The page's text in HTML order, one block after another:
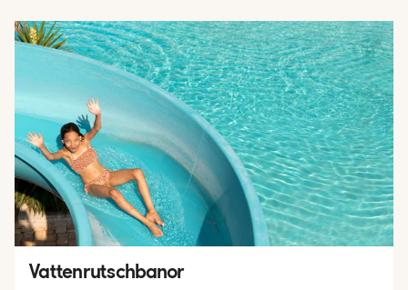
Vattenrutschbanor